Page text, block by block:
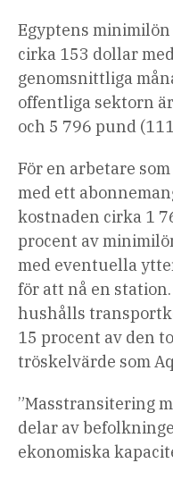
Egyptens
cirka 153 dollar
genomsnittliga
offentliga sektorn
och 5 796 pund
För en arbetare
med ett
kostnaden cirka 1
procent av
med eventuella
för att nå en
hushålls
15 procent av den
tröskelvärde som
”Masstransitering
delar av
ekonomiska